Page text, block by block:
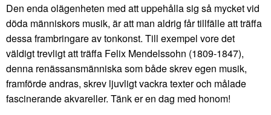
Den enda olägenheten med att uppehålla sig så mycket vid
döda människors musik, är att man aldrig får tillfälle att träffa
dessa frambringare av tonkonst. Till exempel vore det
väldigt trevligt att träffa Felix Mendelssohn (1809-1847),
denna renässansmänniska som både skrev egen musik,
framförde andras, skrev ljuvligt vackra texter och målade
fascinerande akvareller. Tänk er en dag med honom!